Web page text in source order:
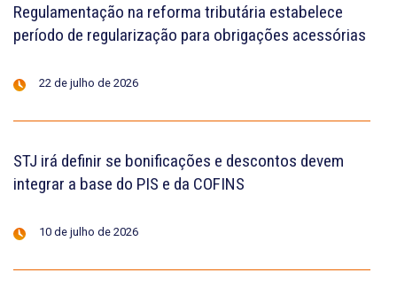
Regulamentação na reforma tributária estabelece
período de regularização para obrigações acessórias
22 de julho de 2026
STJ irá definir se bonificações e descontos devem
integrar a base do PIS e da COFINS
10 de julho de 2026